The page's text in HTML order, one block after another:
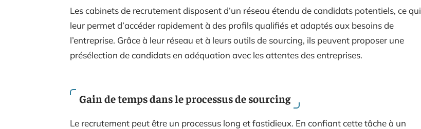
Les cabinets de recrutement disposent d’un réseau étendu de candidats potentiels, ce qui
leur permet d’accéder rapidement à des profils qualifiés et adaptés aux besoins de
l’entreprise. Grâce à leur réseau et à leurs outils de sourcing, ils peuvent proposer une
présélection de candidats en adéquation avec les attentes des entreprises.
Gain de temps dans le processus de sourcing
Le recrutement peut être un processus long et fastidieux. En confiant cette tâche à un